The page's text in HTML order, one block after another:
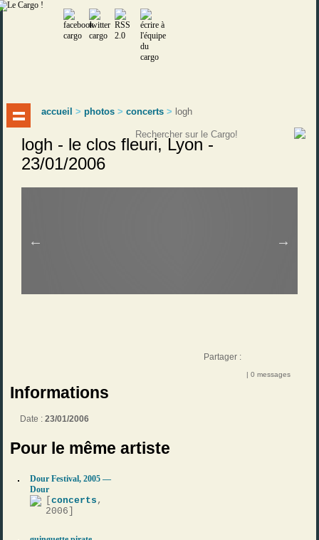
accueil >photos >concerts > logh
logh - le clos fleuri, Lyon -
23/01/2006
Partager :
| 0 messages
Informations
Date :23/01/2006
Pour le même artiste
Dour Festival, 2005 —
Dour
[concerts ,
2006]